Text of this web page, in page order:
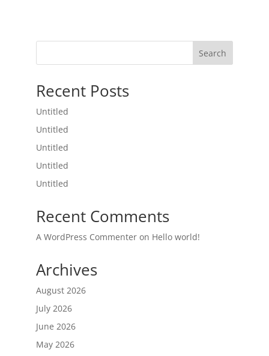
Search
Recent Posts
Untitled
Untitled
Untitled
Untitled
Untitled
Recent Comments
A WordPress Commenteron Hello world!
Archives
August 2026
July 2026
June 2026
May 2026